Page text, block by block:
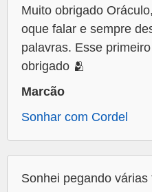
Muito obrigado
oque falar e sempre
palavras. Esse
obrigado 🫂
Marcão
Sonhar com Cordel
Sonhei pegando